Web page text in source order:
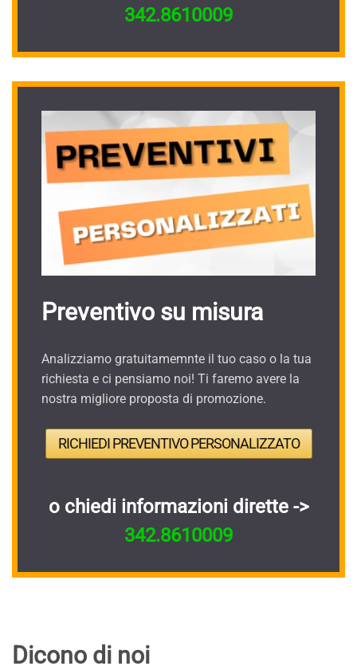
342.8610009
Preventivo su misura
Analizziamo gratuitamemnte il tuo caso o la tua
richiesta e ci pensiamo noi! Ti faremo avere la
nostra migliore proposta di promozione.
RICHIEDI PREVENTIVO PERSONALIZZATO
o chiedi informazioni dirette ->
342.8610009
Dicono di noi